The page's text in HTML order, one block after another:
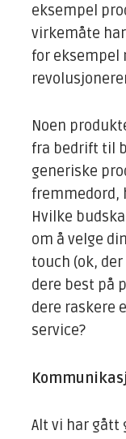
eksempel
virkemåte
for eksempel
Noen
fra bedrift til
generiske
fremmedord,
Hvilke
om å velge
touch (ok,
dere best på
dere raskere
service?
Alt vi har gått